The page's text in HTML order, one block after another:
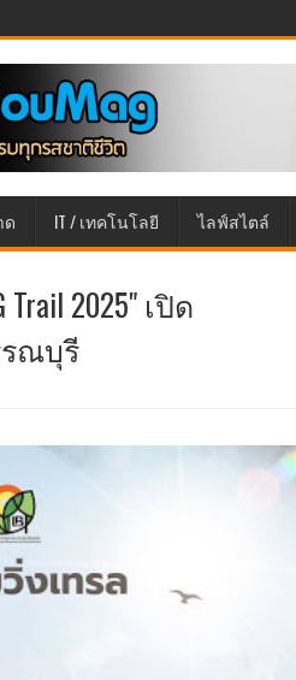
ด IT / เทคโนโลยี ไลฟ์สไตล์
Trail 2025" เปิด
ณบุรี